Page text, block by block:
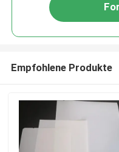
Empfohlene Produkte